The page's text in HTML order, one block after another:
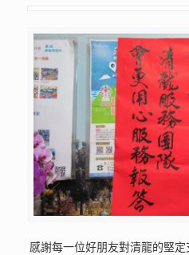
感謝每一位好朋友對清龍的堅定